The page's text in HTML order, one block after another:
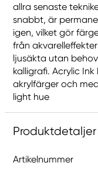
allra senaste
snabbt, är
igen, vilket gör
från
ljusäkta utan
kalligrafi. Acrylic
akrylfärger och
light hue
Produktdetaljer
Artikelnummer